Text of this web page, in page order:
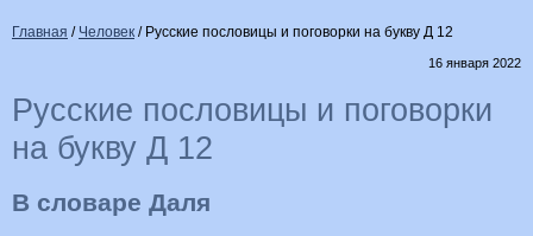
Главная / Человек / Русские пословицы и поговорки на букву Д 12
16 января 2022
Русские пословицы и поговорки
на букву Д 12
В словаре Даля